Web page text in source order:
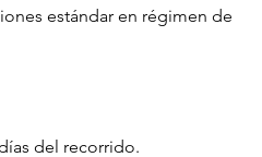
estándar en régimen de
del recorrido.